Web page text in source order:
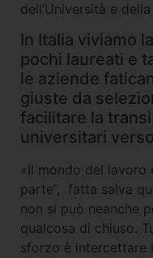
dell’Università e
In Italia viviamo
pochi laureati e
le aziende
giuste da
facilitare la
universitari
«Il mondo del lavoro
parte”, fatta salva
non si può neanche
qualcosa di chiuso.
sforzo è intercettare